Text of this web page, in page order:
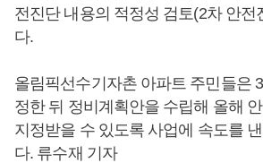
전진단 내용의 적정성 검토(2차 안전
다.
올림픽선수기자촌 아파트 주민들은
정한 뒤 정비계획안을 수립해 올해
지정받을 수 있도록 사업에 속도를
다. 류수재 기자